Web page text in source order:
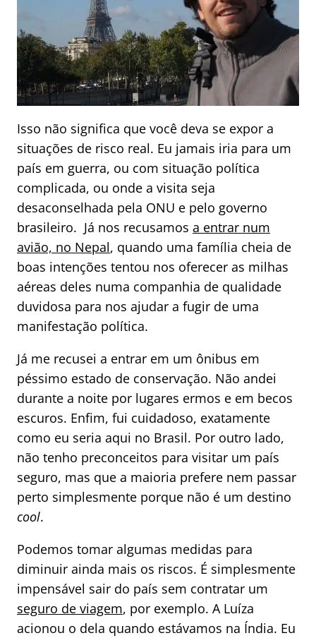
Isso não significa que você deva se expor a
situações de risco real. Eu jamais iria para um
país em guerra, ou com situação política
complicada, ou onde a visita seja
desaconselhada pela ONU e pelo governo
brasileiro. Já nos recusamos a entrar num
avião, no Nepal, quando uma família cheia de
boas intenções tentou nos oferecer as milhas
aéreas deles numa companhia de qualidade
duvidosa para nos ajudar a fugir de uma
manifestação política.
Já me recusei a entrar em um ônibus em
péssimo estado de conservação. Não andei
durante a noite por lugares ermos e em becos
escuros. Enfim, fui cuidadoso, exatamente
como eu seria aqui no Brasil. Por outro lado,
não tenho preconceitos para visitar um país
seguro, mas que a maioria prefere nem passar
perto simplesmente porque não é um destino
cool.
Podemos tomar algumas medidas para
diminuir ainda mais os riscos. É simplesmente
impensável sair do país sem contratar um
seguro de viagem, por exemplo. A Luíza
acionou o dela quando estávamos na Índia. Eu